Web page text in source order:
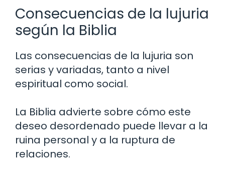
Consecuencias de la lujuria
según la Biblia
Las consecuencias de la lujuria son
serias y variadas, tanto a nivel
espiritual como social.
La Biblia advierte sobre cómo este
deseo desordenado puede llevar a la
ruina personal y a la ruptura de
relaciones.